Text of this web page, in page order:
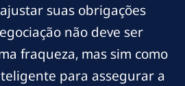
suas obrigações
não deve ser
fraqueza, mas sim como
para assegurar a